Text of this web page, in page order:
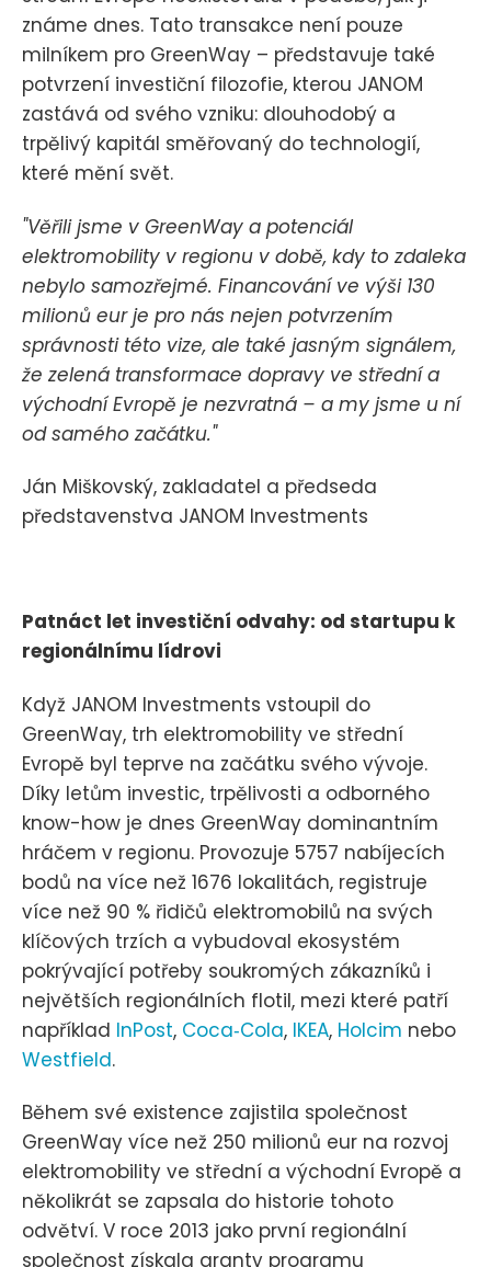
známe dnes. Tato transakce není pouze
milníkem pro GreenWay – představuje také
potvrzení investiční filozofie, kterou JANOM
zastává od svého vzniku: dlouhodobý a
trpělivý kapitál směřovaný do technologií,
které mění svět.
"Věřili jsme v GreenWay a potenciál
elektromobility v regionu v době, kdy to zdaleka
nebylo samozřejmé. Financování ve výši 130
milionů eur je pro nás nejen potvrzením
správnosti této vize, ale také jasným signálem,
že zelená transformace dopravy ve střední a
východní Evropě je nezvratná – a my jsme u ní
od samého začátku."
Ján Miškovský, zakladatel a předseda
představenstva JANOM Investments
Patnáct let investiční odvahy: od startupu k
regionálnímu lídrovi
Když JANOM Investments vstoupil do
GreenWay, trh elektromobility ve střední
Evropě byl teprve na začátku svého vývoje.
Díky letům investic, trpělivosti a odborného
know-how je dnes GreenWay dominantním
hráčem v regionu. Provozuje 5757 nabíjecích
bodů na více než 1676 lokalitách, registruje
více než 90 % řidičů elektromobilů na svých
klíčových trzích a vybudoval ekosystém
pokrývající potřeby soukromých zákazníků i
největších regionálních flotil, mezi které patří
například InPost, Coca‑Cola, IKEA, Holcim nebo
Westfield.
Během své existence zajistila společnost
GreenWay více než 250 milionů eur na rozvoj
elektromobility ve střední a východní Evropě a
několikrát se zapsala do historie tohoto
odvětví. V roce 2013 jako první regionální
společnost získala granty programu